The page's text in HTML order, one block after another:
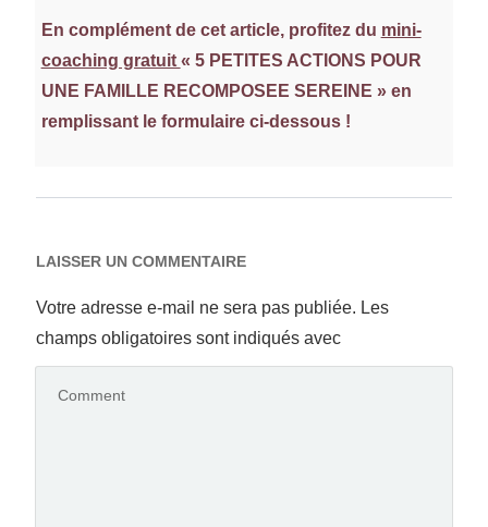
En complément de cet article, profitez du mini-
coaching gratuit « 5 PETITES ACTIONS POUR
UNE FAMILLE RECOMPOSEE SEREINE » en
remplissant le formulaire ci-dessous !
LAISSER UN COMMENTAIRE
Votre adresse e-mail ne sera pas publiée. Les
champs obligatoires sont indiqués avec